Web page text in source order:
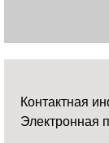
Контактная
Электронная